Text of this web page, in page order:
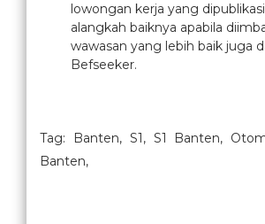
lowongan kerja yang
alangkah baiknya apabila
wawasan yang lebih baik juga
Befseeker.
Tag: Banten, S1, S1 Banten,
Banten,